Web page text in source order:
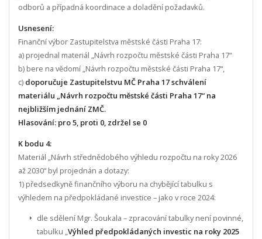
odborů a případná koordinace a doladění požadavků.
Usnesení:
Finanční výbor Zastupitelstva městské části Praha 17:
a) projednal materiál „Návrh rozpočtu městské části Praha 17“
b) bere na vědomí „Návrh rozpočtu městské části Praha 17“,
c) doporučuje Zastupitelstvu MČ Praha 17 schválení
materiálu „Návrh rozpočtu městské části Praha 17“ na
nejbližším jednání ZMČ.
Hlasování: pro 5, proti 0, zdržel se 0
K bodu 4:
Materiál „Návrh střednědobého výhledu rozpočtu na roky 2026
až 2030“ byl projednán a dotazy:
1) předsedkyně finančního výboru na chybějící tabulku s
výhledem na předpokládané investice – jako v roce 2024:
dle sdělení Mgr. Šoukala – zpracování tabulky není povinné,
tabulku „Výhled předpokládaných investic na roky 2025